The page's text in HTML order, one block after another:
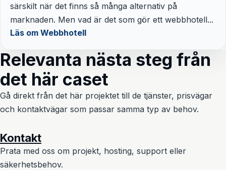
särskilt när det finns så många alternativ på
marknaden. Men vad är det som gör ett webbhotell...
Läs om Webbhotell
Relevanta nästa steg från
det här caset
Gå direkt från det här projektet till de tjänster, prisvägar
och kontaktvägar som passar samma typ av behov.
Kontakt
Prata med oss om projekt, hosting, support eller
säkerhetsbehov.